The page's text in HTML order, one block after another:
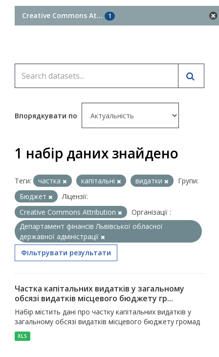
Creative Commons At... 1
Впорядкувати по
1 набір даних знайдено
Теги: частка капітальні видатки
Групи:
Бюджет
Ліцензії:
Creative Commons Attribution
Організації :
Департамент фінансів Львівської обласної
державної адміністрації
Фільтрувати результати
Частка капітальних видатків у загальному
обсязі видатків місцевого бюджету гр...
Набір містить дані про частку капітальних видатків у
загальному обсязі видатків місцевого бюджету громад
XLS